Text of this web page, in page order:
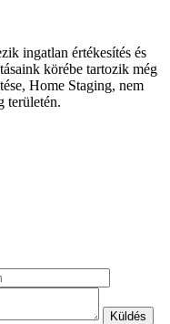
ingatlan értékesítés és
körébe tartozik még
Home Staging, nem
területén.